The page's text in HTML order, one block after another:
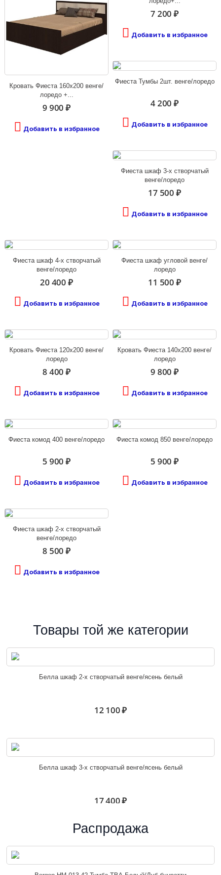
Кровать Фиеста 160х200 венге/
лоредо +...
9 900 ₽
Добавить в избранное
7 200 ₽
Добавить в избранное
Фиеста Тумбы 2шт. венге/лоредо
4 200 ₽
Добавить в избранное
Фиеста шкаф 3-х створчатый
венге/лоредо
17 500 ₽
Добавить в избранное
Фиеста шкаф 4-х створчатый
венге/лоредо
20 400 ₽
Добавить в избранное
Фиеста шкаф угловой венге/
лоредо
11 500 ₽
Добавить в избранное
Кровать Фиеста 120х200 венге/
лоредо
8 400 ₽
Добавить в избранное
Кровать Фиеста 140х200 венге/
лоредо
9 800 ₽
Добавить в избранное
Фиеста комод 400 венге/лоредо
5 900 ₽
Добавить в избранное
Фиеста комод 850 венге/лоредо
5 900 ₽
Добавить в избранное
Фиеста шкаф 2-х створчатый
венге/лоредо
8 500 ₽
Добавить в избранное
Товары той же категории
Белла шкаф 2-х створчатый венге/ясень белый
12 100 ₽
Белла шкаф 3-х створчатый венге/ясень белый
17 400 ₽
Распродажа